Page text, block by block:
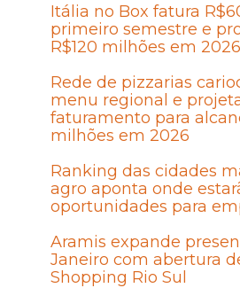
Itália no Box fatura
primeiro semestre e
R$120 milhões em 2026
Rede de pizzarias
menu regional e
faturamento para
milhões em 2026
Ranking das cidades
agro aponta onde
oportunidades para
Aramis expande
Janeiro com abertura
Shopping Rio Sul